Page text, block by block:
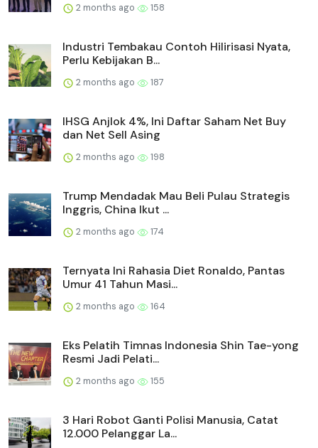
2 months ago 158
Industri Tembakau Contoh Hilirisasi Nyata,
Perlu Kebijakan B...
2 months ago 187
IHSG Anjlok 4%, Ini Daftar Saham Net Buy
dan Net Sell Asing
2 months ago 198
Trump Mendadak Mau Beli Pulau Strategis
Inggris, China Ikut ...
2 months ago 174
Ternyata Ini Rahasia Diet Ronaldo, Pantas
Umur 41 Tahun Masi...
2 months ago 164
Eks Pelatih Timnas Indonesia Shin Tae-yong
Resmi Jadi Pelati...
2 months ago 155
3 Hari Robot Ganti Polisi Manusia, Catat
12.000 Pelanggar La...